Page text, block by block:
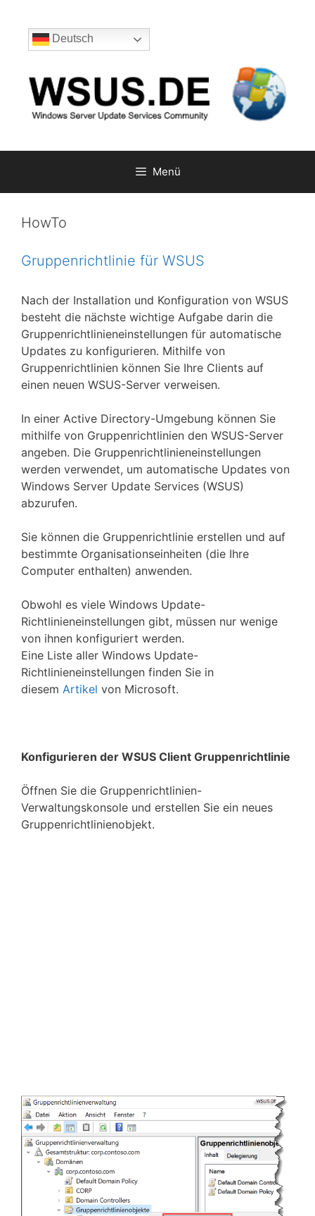
springen
Deutsch
Menü
HowTo
Gruppenrichtlinie für WSUS
Nach der Installation und Konfiguration von WSUS
besteht die nächste wichtige Aufgabe darin die
Gruppenrichtlinieneinstellungen für automatische
Updates zu konfigurieren. Mithilfe von
Gruppenrichtlinien können Sie Ihre Clients auf
einen neuen WSUS-Server verweisen.
In einer Active Directory-Umgebung können Sie
mithilfe von Gruppenrichtlinien den WSUS-Server
angeben. Die Gruppenrichtlinieneinstellungen
werden verwendet, um automatische Updates von
Windows Server Update Services (WSUS)
abzurufen.
Sie können die Gruppenrichtlinie erstellen und auf
bestimmte Organisationseinheiten (die Ihre
Computer enthalten) anwenden.
Obwohl es viele Windows Update-
Richtlinieneinstellungen gibt, müssen nur wenige
von ihnen konfiguriert werden.
Eine Liste aller Windows Update-
Richtlinieneinstellungen finden Sie in
diesem Artikel von Microsoft.
Konfigurieren der WSUS Client Gruppenrichtlinie
Öffnen Sie die Gruppenrichtlinien-
Verwaltungskonsole und erstellen Sie ein neues
Gruppenrichtlinienobjekt.